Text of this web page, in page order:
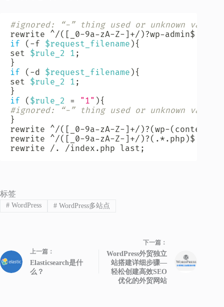
#ignored: “-” thing used or unknown
rewrite ^/( [ _0-9a-zA-Z- ] +/ )?wp-admin$ /
if
( -f $request_filename ) {
set $rule_2 1 ;
}
if
( -d $request_filename ) {
set $rule_2 1 ;
}
if
( $rule_2 = "1" ) {
#ignored: “-” thing used or unknown
}
rewrite ^/( [ _0-9a-zA-Z- ] +/ )? ( wp-( content
rewrite ^/( [ _0-9a-zA-Z- ] +/ )? ( .*.php )$ /
rewrite /. /index.php last ;
标签
#WordPress #WordPress多站点
上一篇：
Elasticsearch是什
么？
下一篇：
WordPress外贸独立
站搭建详细步骤—
轻松创建高效SEO
优化的外贸网站